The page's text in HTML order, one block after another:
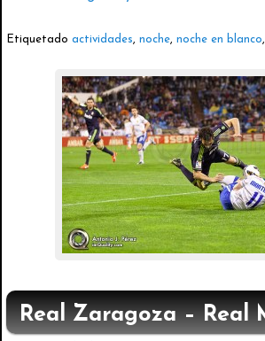
Etiquetado actividades, noche, noche en blanco,
Real Zaragoza – Real